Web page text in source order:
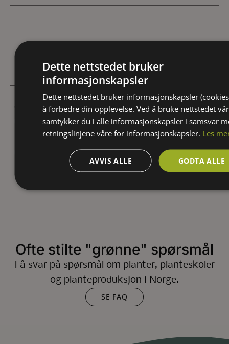
KRAV TIL VOKSEPLASS
Jordtype:
Godt drenert
Lett sandrik
Tørt
Lysforhold:
Sol
Ofte stilte "grønne" spørsmål
Få svar på spørsmål om planter, planteskoler
og planteproduksjon i Norge.
SE FAQ
Dette nettstedet bruker
informasjonskapsler
Dette nettstedet bruker informasjonskapsler
å forbedre din opplevelse. Ved å bruke nettstedet
samtykker du i alle informasjonskapsler i samsvar
retningslinjene våre for informasjonskapsler. Les
GODTA ALLE
AVVIS ALLE